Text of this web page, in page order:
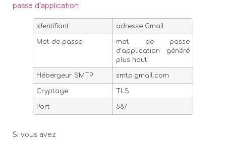
passe d’application
Identifiant adresse Gmail
Mot de passe
mot de passe
d’application généré
plus haut
Hébergeur SMTP smtp.gmail.com
Cryptage TLS
Port 587
Si vous avez